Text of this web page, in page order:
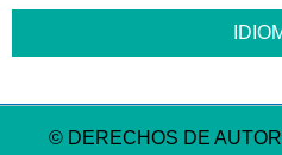
© DERECHOS DE AUTOR